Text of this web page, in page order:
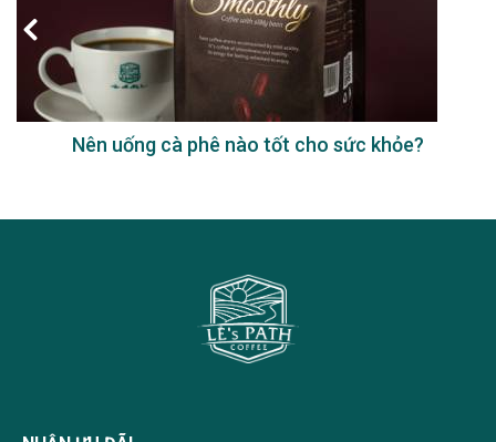
Nên uống cà phê nào tốt cho sức khỏe?